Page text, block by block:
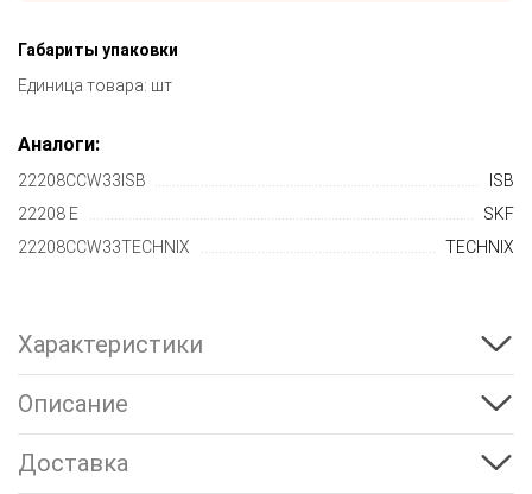
Габариты упаковки
Единица товара: шт
Аналоги:
22208CCW33ISB
ISB
22208 E
SKF
22208CCW33TECHNIX
TECHNIX
Характеристики
Описание
Доставка